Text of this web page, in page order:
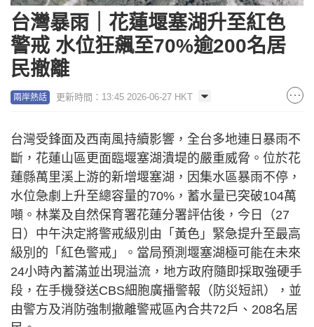
台灣暴雨｜花蓮堰塞湖升至紅色
警戒 水位狂飆至70%逾200名居
民撤離
兩岸熱話 更新時間：13:45 2026-06-27 HKT
台灣受鋒面及西南風持續影響，全台多地連日暴雨不
斷，花蓮山區更面臨堰塞湖潰堤的嚴重威脅。位於花
蓮縣萬里溪上游的新增堰塞湖，因集水區暴雨不停，
水位急劇上升至總容量的70%，蓄水量已突破104萬
噸。林業及自然保育署花蓮分署評估後，今日（27
日）中午決定將警戒級別由「黃色」緊急提升至最高
級別的「紅色警戒」。當局預測堰塞湖極可能在未來
24小時內蓄滿並出現溢流，地方政府隨即採取強硬手
段，在手機發送CBS細胞廣播警報（防災短訊），並
由警方及消防強制撤離警戒區內合共72戶、208名居